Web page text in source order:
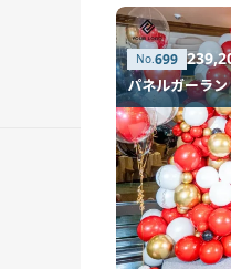
699
パネルガーラ